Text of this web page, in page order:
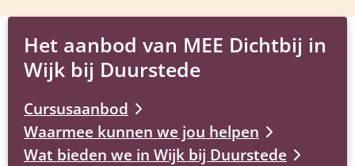
Het aanbod van MEE Dichtbij in
Wijk bij Duurstede
Cursusaanbod
Waarmee kunnen we jou helpen
Wat bieden we in Wijk bij Duurstede